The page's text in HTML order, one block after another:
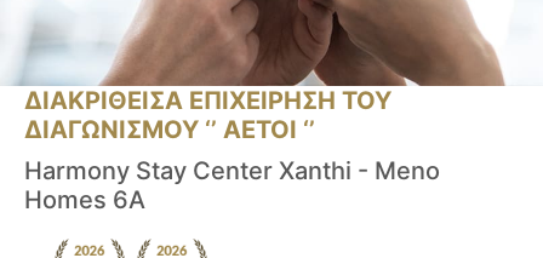
ΔΙΑΚΡΙΘΕΙΣΑ ΕΠΙΧΕΙΡΗΣΗ ΤΟΥ
ΔΙΑΓΩΝΙΣΜΟΥ ‘’ ΑΕΤΟΙ ‘’
Harmony Stay Center Xanthi - Meno
Homes 6A